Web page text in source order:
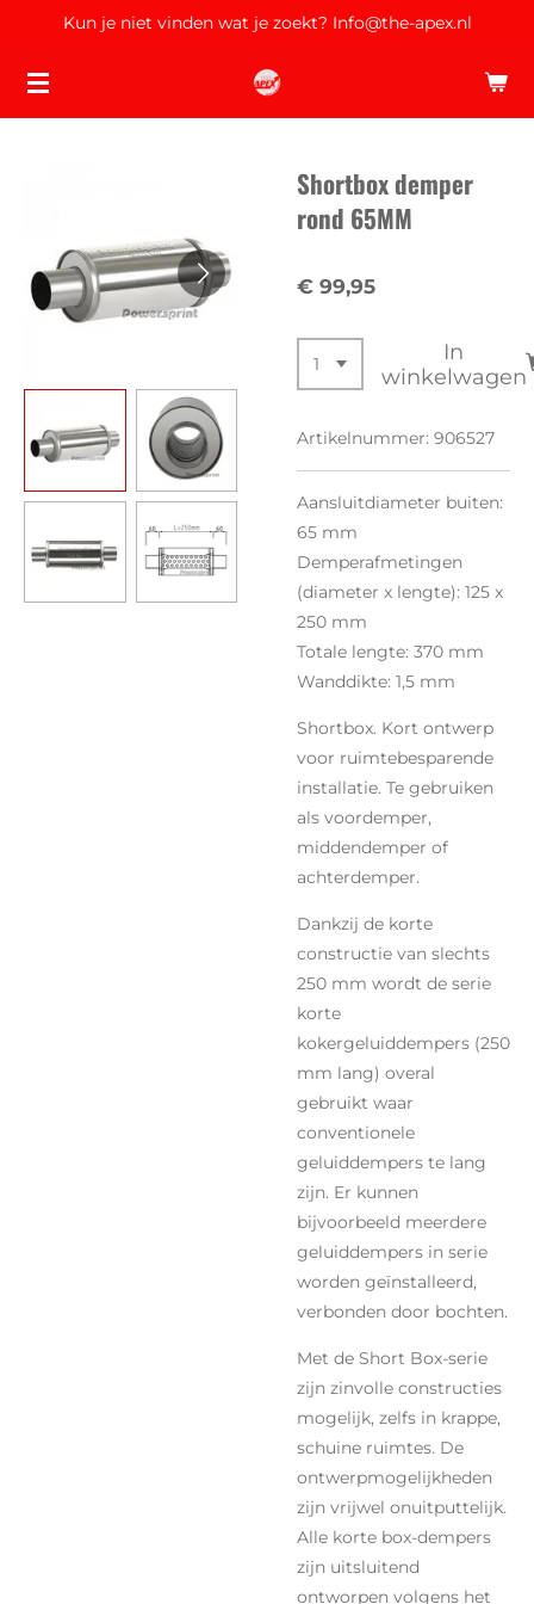
naar
de
Kun je niet vinden wat je zoekt? Info@the-apex.nl
Shortbox demper
rond 65MM
€ 99,95
In
winkelwagen
Artikelnummer: 906527
Aansluitdiameter buiten:
65 mm
Demperafmetingen
(diameter x lengte): 125 x
250 mm
Totale lengte: 370 mm
Wanddikte: 1,5 mm
Shortbox. Kort ontwerp
voor ruimtebesparende
installatie. Te gebruiken
als voordemper,
middendemper of
achterdemper.
Dankzij de korte
constructie van slechts
250 mm wordt de serie
korte
kokergeluiddempers (250
mm lang) overal
gebruikt waar
conventionele
geluiddempers te lang
zijn. Er kunnen
bijvoorbeeld meerdere
geluiddempers in serie
worden geïnstalleerd,
verbonden door bochten.
Met de Short Box-serie
zijn zinvolle constructies
mogelijk, zelfs in krappe,
schuine ruimtes. De
ontwerpmogelijkheden
zijn vrijwel onuitputtelijk.
Alle korte box-dempers
zijn uitsluitend
ontworpen volgens het